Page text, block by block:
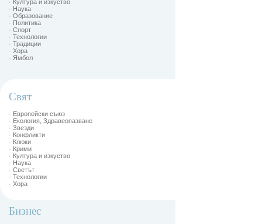
· Култура и изкуство
· Наука
· Образование
· Политика
· Спорт
· Технологии
· Традиции
· Хора
· Ямбол
Свят
· Европейски съюз
· Екология, Здравеопазване
· Звезди
· Конфликти
· Клюки
· Крими
· Култура и изкуство
· Наука
· Светът
· Технологии
· Хора
Бизнес